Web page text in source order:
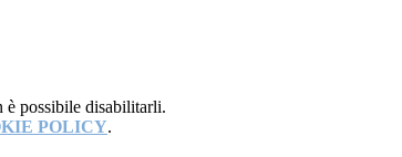
è possibile disabilitarli.
POLICY.